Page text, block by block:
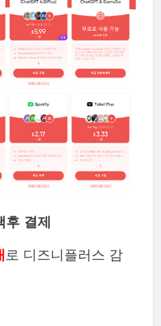
후 결제
로 디즈니플러스 감